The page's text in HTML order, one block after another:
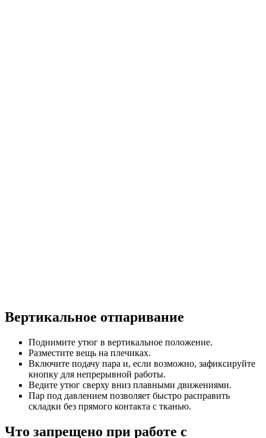
Вертикальное отпаривание
Поднимите утюг в вертикальное положение.
Разместите вещь на плечиках.
Включите подачу пара и, если возможно, зафиксируйте
кнопку для непрерывной работы.
Ведите утюг сверху вниз плавными движениями.
Пар под давлением позволяет быстро расправить
складки без прямого контакта с тканью.
Что запрещено при работе с